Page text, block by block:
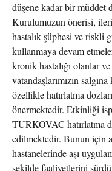
düşene kadar bir müddet
Kurulumuzun önerisi,
hastalık şüphesi ve riskli
kullanmaya devam
kronik hastalığı olanlar
vatandaşlarımızın
özellikle hatırlatma
önermektedir. Etkinliği
TURKOVAC hatırlatma
edilmektedir. Bunun için
hastanelerinde aşı
şekilde faaliyetlerini